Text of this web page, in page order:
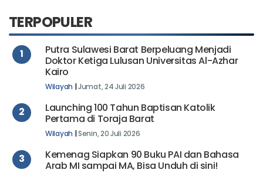
TERPOPULER
1
Putra Sulawesi Barat Berpeluang Menjadi
Doktor Ketiga Lulusan Universitas Al-Azhar
Kairo
Wilayah |Jumat, 24 Juli 2026
2
Launching 100 Tahun Baptisan Katolik
Pertama di Toraja Barat
Wilayah |Senin, 20 Juli 2026
3
Kemenag Siapkan 90 Buku PAI dan Bahasa
Arab MI sampai MA, Bisa Unduh di sini!